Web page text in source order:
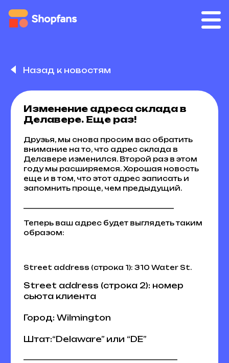
Назад к новостям
Изменение адреса склада в
Делавере. Еще раз!
Друзья, мы снова просим вас обратить
внимание на то, что адрес склада в
Делавере изменился. Второй раз в этом
году мы расширяемся. Хорошая новость
еще и в том, что этот адрес записать и
запомнить проще, чем предыдущий.
Теперь ваш адрес будет выглядеть таким
образом:
Street address (строка 1): 310 Water St.
Street address (строка 2): номер
сьюта клиента
Город: Wilmington
Штат:“Delaware” или “DE”